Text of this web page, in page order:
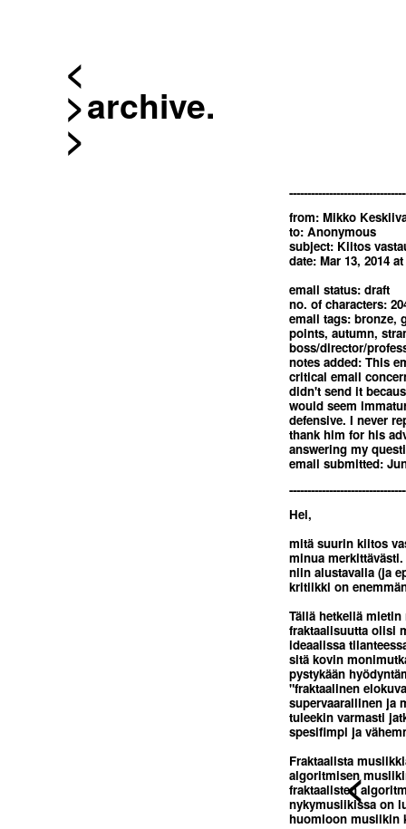
<
archive.
from: Mikko
to: Anonymous
subject: Kiitos
date: Mar 13, 2014
email status: draft
no. of characters:
email tags: bronze,
points, autumn,
boss/director/
notes added: This
critical email
didn't send it
would seem
defensive. I never
thank him for his
answering my
email submitted:
Hei,
mitä suurin kiitos
minua
niin alustavalla (ja
kritiikki on
Tällä hetkellä
fraktaalisuutta olisi
ideaalissa
sitä kovin
pystykään
"fraktaalinen
supervaarallinen ja
tuleekin varmasti
spesifimpi ja
Fraktaalista
algoritmisen
fraktaalisten
nykymusiikissa on
huomioon musiikin
<